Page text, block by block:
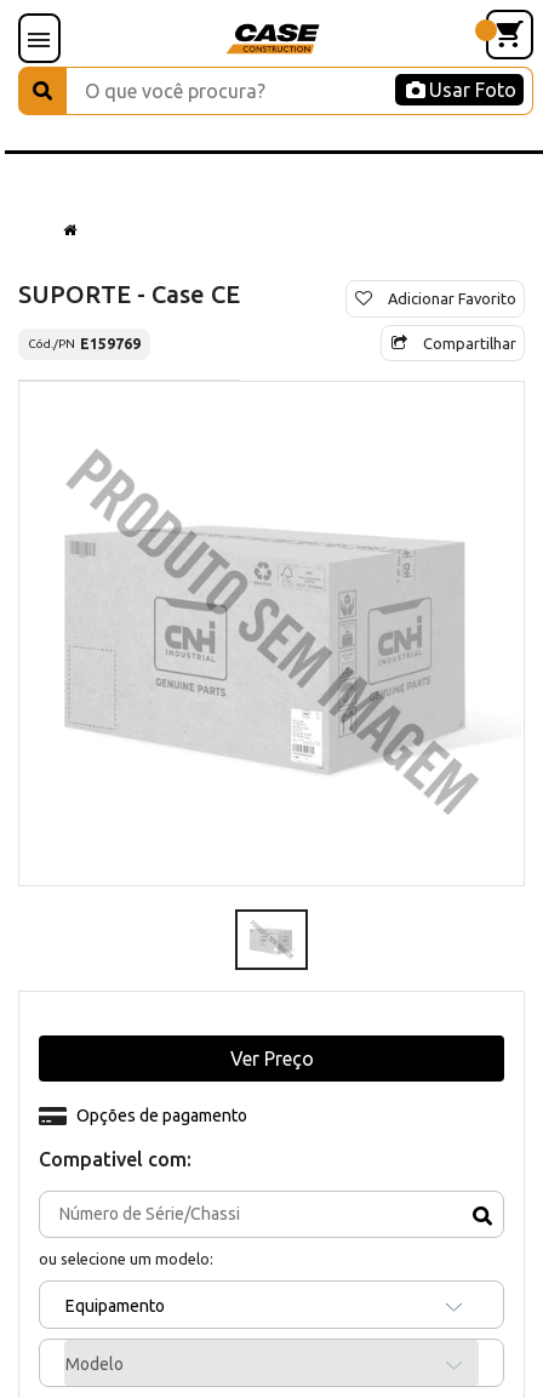
Usar Foto
SUPORTE - Case CE
Cód./PN E159769
Adicionar Favorito
Compartilhar
Compativel com:
ou selecione um modelo:
Equipamento
Modelo
Opções de pagamento
Ver Preço